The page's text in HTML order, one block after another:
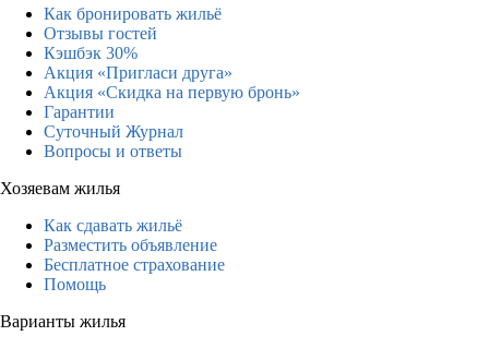
Как бронировать жильё
Отзывы гостей
Кэшбэк 30%
Акция «Пригласи друга»
Акция «Скидка на первую бронь»
Гарантии
Суточный Журнал
Вопросы и ответы
Хозяевам жилья
Как сдавать жильё
Разместить объявление
Бесплатное страхование
Помощь
Варианты жилья